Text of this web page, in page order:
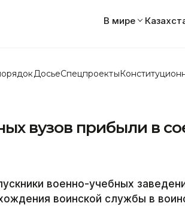
В мире
ДосьеСпецпроекты
вузов прибыли в
военно-учебных
воинской службы в